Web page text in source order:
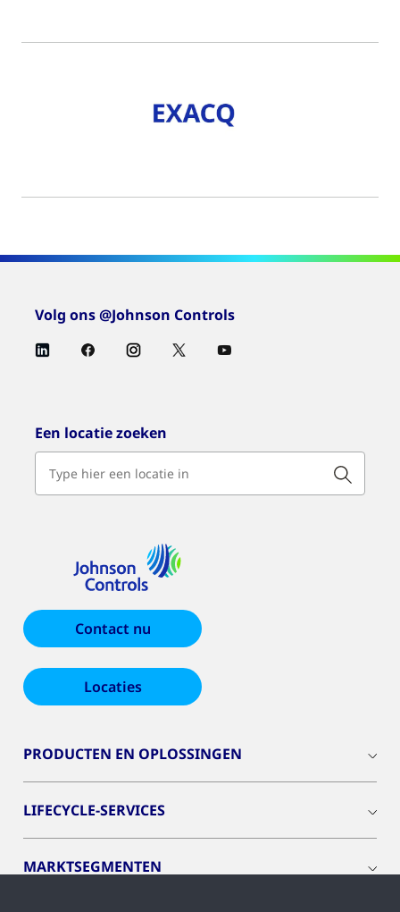
Volg ons @Johnson Controls
Een locatie zoeken
Contact nu
Locaties
PRODUCTEN EN OPLOSSINGEN
LIFECYCLE-SERVICES
MARKTSEGMENTEN